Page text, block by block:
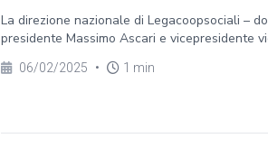
La direzione nazionale di Legacoopsociali –
presidente Massimo Ascari e vicepresidente
06/02/2025 • 1 min